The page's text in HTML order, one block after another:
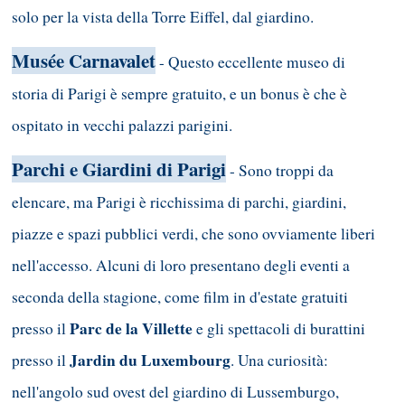
solo per la vista della Torre Eiffel, dal giardino.
Musée Carnavalet- Questo eccellente museo di
storia di Parigi è sempre gratuito, e un bonus è che è
ospitato in vecchi palazzi parigini.
Parchi e Giardini di Parigi- Sono troppi da
elencare, ma Parigi è ricchissima di parchi, giardini,
piazze e spazi pubblici verdi, che sono ovviamente liberi
nell'accesso. Alcuni di loro presentano degli eventi a
seconda della stagione, come film in d'estate gratuiti
presso il Parc de la Villettee gli spettacoli di burattini
presso il Jardin du Luxembourg. Una curiosità:
nell'angolo sud ovest del giardino di Lussemburgo,